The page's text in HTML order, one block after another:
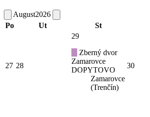
August2026
Po
Ut St
27 28
29
Zberný dvor
Zamarovce
DOPYTOVO
Zamarovce
(Trenčín)
30